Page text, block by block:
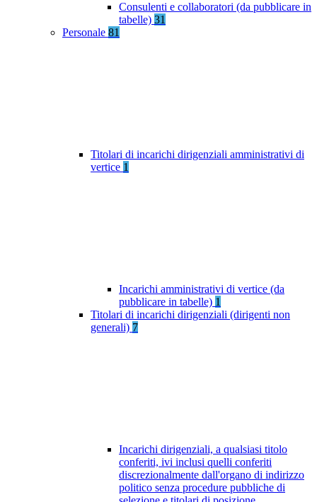
Consulenti e collaboratori (da pubblicare in
tabelle) 31
Personale 81
Titolari di incarichi dirigenziali amministrativi di
vertice 1
Incarichi amministrativi di vertice (da
pubblicare in tabelle) 1
Titolari di incarichi dirigenziali (dirigenti non
generali) 7
Incarichi dirigenziali, a qualsiasi titolo
conferiti, ivi inclusi quelli conferiti
discrezionalmente dall'organo di indirizzo
politico senza procedure pubbliche di